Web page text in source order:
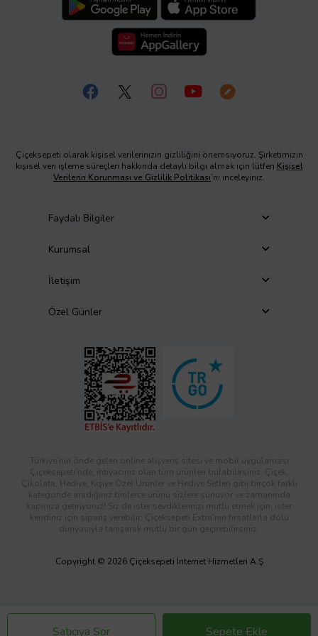
Satıcıya Sor Sepete Ekle
Çiçeksepeti olarak kişisel verilerinizin gizliliğini önemsiyoruz. Şirketimizin
kişisel veri işleme süreçleri hakkında detaylı bilgi almak için lütfen Kişisel
Verilerin Korunması ve Gizlilik Politikası’nı inceleyiniz.
Faydalı Bilgiler
Kurumsal
İletişim
Özel Günler
Türkiye’nin önde gelen online alışveriş sitesi ve mobil uygulaması
Çiçeksepeti’nde, ihtiyacınız olan tüm ürünleri bulabilirsiniz. Çiçek,
Çikolata, Hediye, Kişiye Özel Ürünler ve Hediye Setleri gibi birçok farklı
kategoride aradığınız binlerce ürünü sizlere sunuyor ve zamanında
kapınıza getiriyoruz! Siz de ister sevdiklerinizi mutlu etmek için, ister
kendiniz için sipariş verebilir; Çiçeksepeti Extra’nın fırsatlarla dolu
dünyasıyla tanışarak mutlu bir gün geçirebilirsiniz.
Copyright © 2026 Çiçeksepeti İnternet Hizmetleri A.Ş